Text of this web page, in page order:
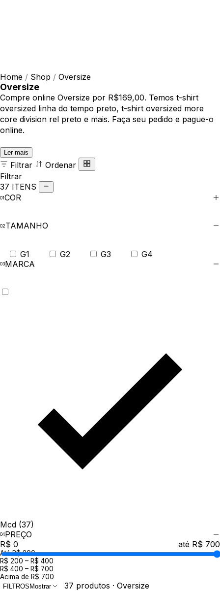
Home / Shop / Oversize
Oversize
Compre online Oversize por R$169,00. Temos t-shirt
oversized linha do tempo preto, t-shirt oversized more
core division rel preto e mais. Faça seu pedido e pague-o
online.
Ler mais
Filtrar
Ordenar
Filtrar
37 ITENS
COR
TAMANHO
G1 G2 G3
G4
MARCA
Mcd (37)
PREÇO
R$ 0
até R$ 700
Até R$ 200
R$ 200 – R$ 400
R$ 400 – R$ 700
Acima de R$ 700
FILTROS Mostrar 37 produtos · Oversize